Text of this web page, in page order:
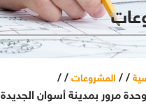
/ / المشروعات / /
مرور بمدينة أسوان الجديدة